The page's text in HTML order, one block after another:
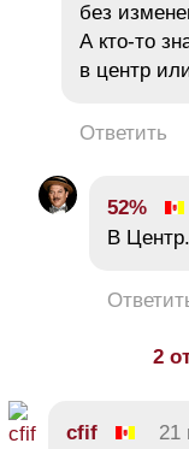
без
А кто-то
в центр
Ответить
52%
В Центр.
2
cfif 21